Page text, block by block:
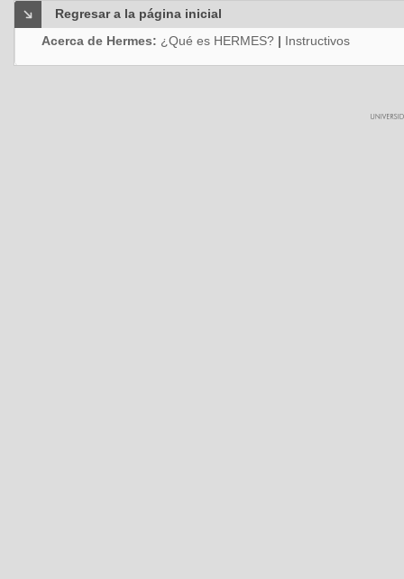
Regresar a la página inicial
Acerca de Hermes: ¿Qué es HERMES? | Instructivos